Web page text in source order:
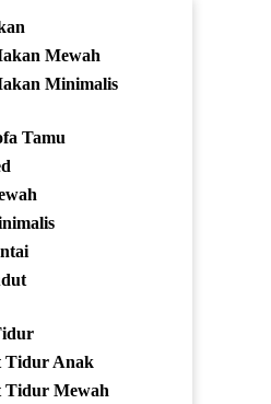
267
Mewah
Minimalis
Tamu
Tidur Anak
Tidur Mewah